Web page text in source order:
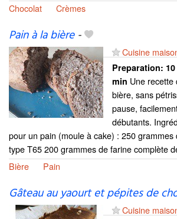
Chocolat
Crèmes
Pain à la bière-
Cuisine
Preparation:
min Une recette
bière, sans
pause,
débutants.
pour un pain (moule à cake) : 250 grammes
type T65 200 grammes de farine complète
Bière
Pain
Gâteau au yaourt et pépites de
Cuisine